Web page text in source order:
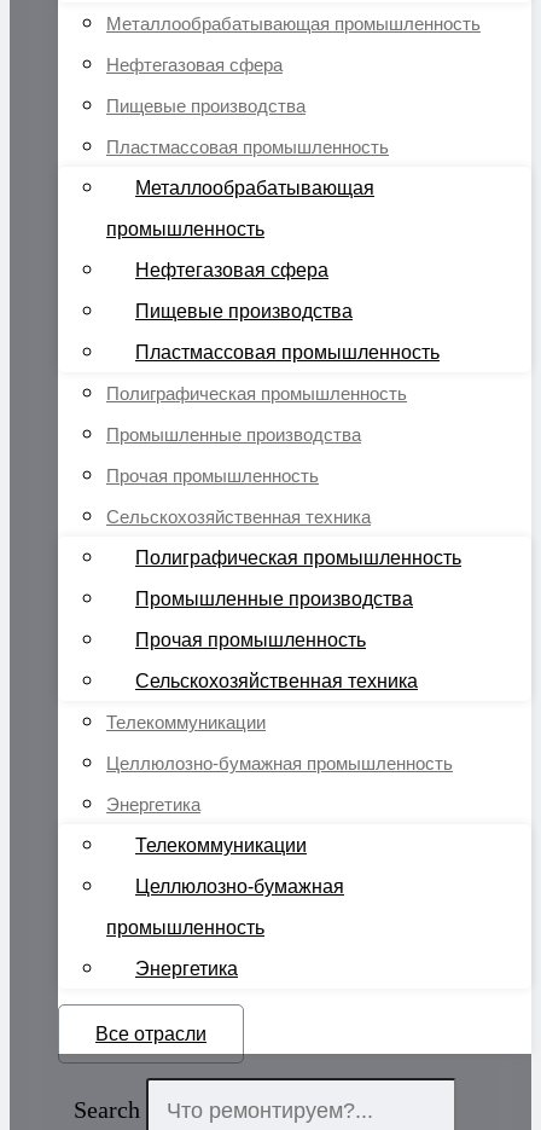
Металлообрабатывающая промышленность
Нефтегазовая сфера
Пищевые производства
Пластмассовая промышленность
Металлообрабатывающая
промышленность
Нефтегазовая сфера
Пищевые производства
Пластмассовая промышленность
Полиграфическая промышленность
Промышленные производства
Прочая промышленность
Сельскохозяйственная техника
Полиграфическая промышленность
Промышленные производства
Прочая промышленность
Сельскохозяйственная техника
Телекоммуникации
Целлюлозно-бумажная промышленность
Энергетика
Телекоммуникации
Целлюлозно-бумажная
промышленность
Энергетика
Все отрасли
Search